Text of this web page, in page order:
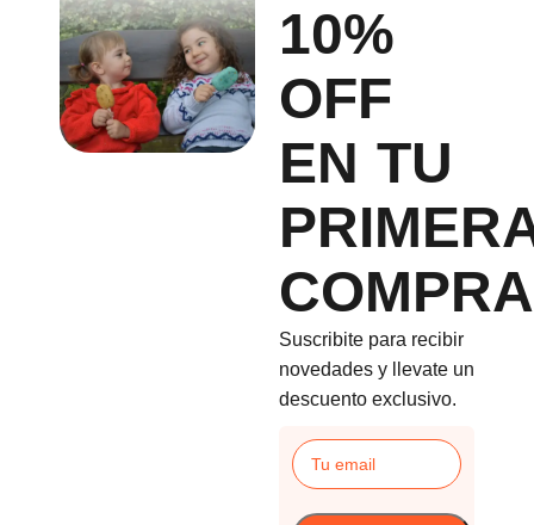
10%
OFF
EN TU
COMPRA
Suscribite para recibir
novedades y llevate un
descuento exclusivo.